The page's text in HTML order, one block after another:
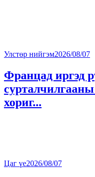
Улстөр нийгэм2026/08/07
Францад иргэд
хориг...
Цаг үе2026/08/07